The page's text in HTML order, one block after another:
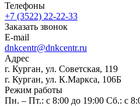
Телефоны
+7 (3522) 22-22-33
Заказать звонок
E-mail
dnkcentr@dnkcentr.ru
Адрес
г. Курган, ул. Советская, 119
г. Курган, ул. К.Маркса, 106Б
Режим работы
Пн. – Пт.: с 8:00 до 19:00 Сб.: с